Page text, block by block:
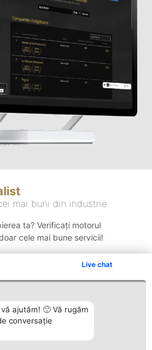
Live chat
ajutăm! 🙂 Vă rugăm
conversație
mai buni din industrie
ta? Verificați motorul
cele mai bune servicii!